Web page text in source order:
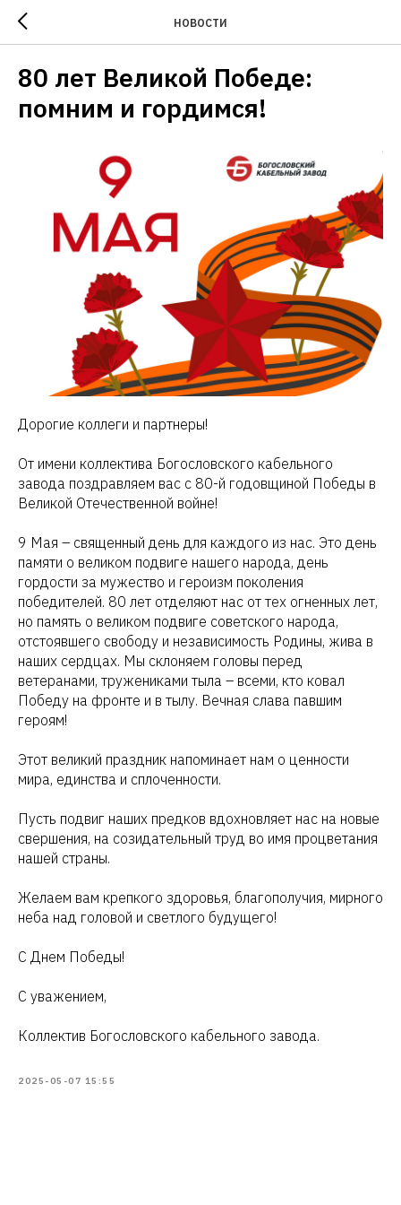
НОВОСТИ
80 лет Великой Победе:
помним и гордимся!
Дорогие коллеги и партнеры!
От имени коллектива Богословского кабельного
завода поздравляем вас с 80-й годовщиной Победы в
Великой Отечественной войне!
9 Мая – священный день для каждого из нас. Это день
памяти о великом подвиге нашего народа, день
гордости за мужество и героизм поколения
победителей. 80 лет отделяют нас от тех огненных лет,
но память о великом подвиге советского народа,
отстоявшего свободу и независимость Родины, жива в
наших сердцах. Мы склоняем головы перед
ветеранами, тружениками тыла – всеми, кто ковал
Победу на фронте и в тылу. Вечная слава павшим
героям!
Этот великий праздник напоминает нам о ценности
мира, единства и сплоченности.
Пусть подвиг наших предков вдохновляет нас на новые
свершения, на созидательный труд во имя процветания
нашей страны.
Желаем вам крепкого здоровья, благополучия, мирного
неба над головой и светлого будущего!
С Днем Победы!
С уважением,
Коллектив Богословского кабельного завода.
2025-05-07 15:55